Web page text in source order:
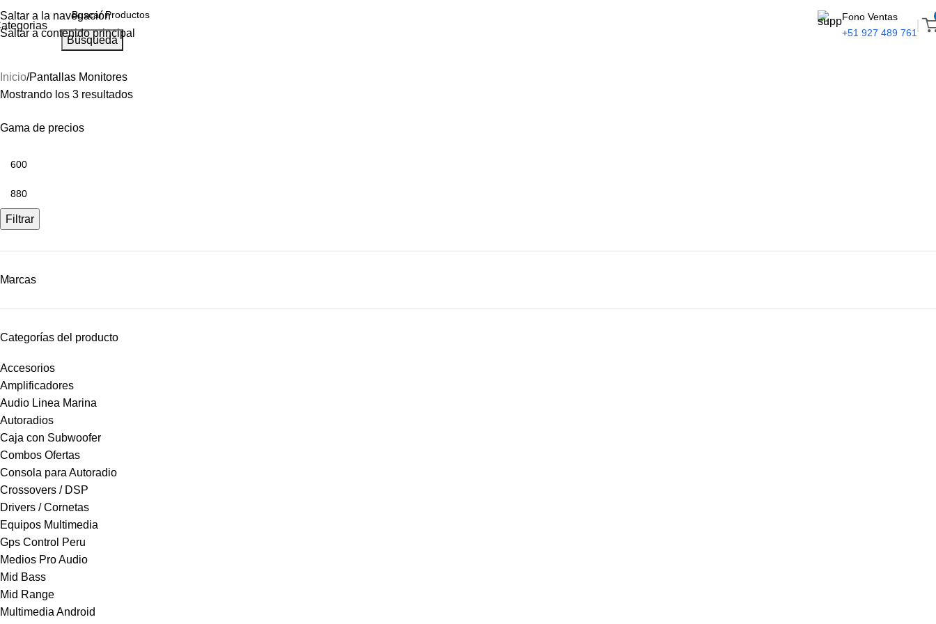
Saltar a la navegación
Saltar a contenido principal
Búsqueda
Fono Ventas
+51 927 489 761
Inicio Pantallas Monitores
Mostrando los 3 resultados
Gama de precios
Filtrar
Marcas
Categorías del producto
Accesorios
Amplificadores
Audio Linea Marina
Autoradios
Caja con Subwoofer
Combos Ofertas
Consola para Autoradio
Crossovers / DSP
Drivers / Cornetas
Equipos Multimedia
Gps Control Peru
Medios Pro Audio
Mid Bass
Mid Range
Multimedia Android